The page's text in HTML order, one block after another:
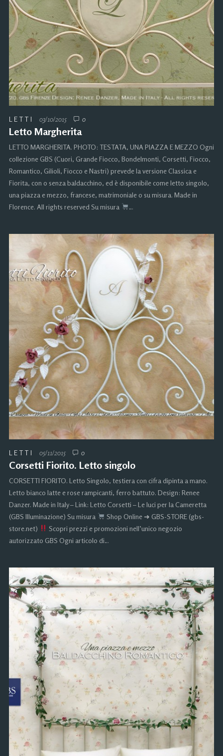
LETTI 03/10/2015 0
Letto Margherita
LETTO MARGHERITA. PHOTO: TESTATA, UNA PIAZZA E MEZZO Ogni
collezione GBS (Cuori, Grande Fiocco, Bondelmonti, Corsetti, Fiocco,
Romantico, Gilioli, Fiocco e Nastri) prevede la versione Classica e
Fiorita, con o senza baldacchino, ed è disponibile come letto singolo,
una piazza e mezzo, francese, matrimoniale o su misura. Made in
Florence. All rights reserved Su misura
…
LETTI 05/11/2015 0
Corsetti Fiorito. Letto singolo
CORSETTI FIORITO. Letto Singolo, testiera con cifra dipinta a mano.
Letto bianco latte e rose rampicanti, ferro battuto. Design: Renee
Danzer. Made in Italy – Link: Letto Corsetti – Le luci per la Cameretta
(GBS Illuminazione) Su misura
Shop Online ➜ GBS-STORE (gbs-
store.net)
Scopri prezzi e promozioni nell’unico negozio
autorizzato GBS Ogni articolo di…